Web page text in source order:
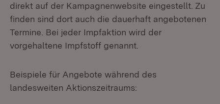
direkt auf der Kampagnenwebsite eingestellt. Zu
finden sind dort auch die dauerhaft angebotenen
Termine. Bei jeder Impfaktion wird der
vorgehaltene Impfstoff genannt.
Beispiele für Angebote während des
landesweiten Aktionszeitraums: